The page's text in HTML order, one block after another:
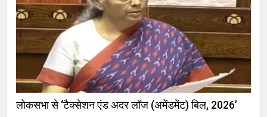
लोकसभा से ‘टैक्सेशन एंड अदर लॉज (अमेंडमेंट) बिल, 2026’